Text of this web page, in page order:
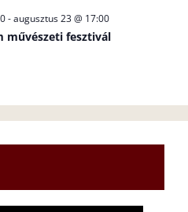
-augusztus 23 @ 17:00
művészeti fesztivál